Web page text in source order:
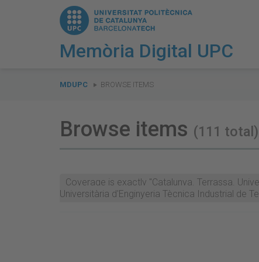
Memòria Digital UPC
are
MDUPC BROWSE ITEMS
Browse items (111 total)
Coverage is exactly "Catalunya. Terrassa.
Universitària d'Enginyeria Tècnica Industrial de